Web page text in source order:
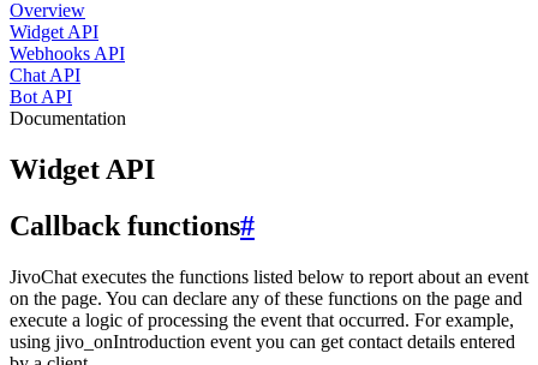
Overview
Widget API
Webhooks API
Chat API
Bot API
Documentation
Widget API
Callback functions#
JivoChat executes the functions listed below to report about an event
on the page. You can declare any of these functions on the page and
execute a logic of processing the event that occurred. For example,
using jivo_onIntroduction event you can get contact details entered